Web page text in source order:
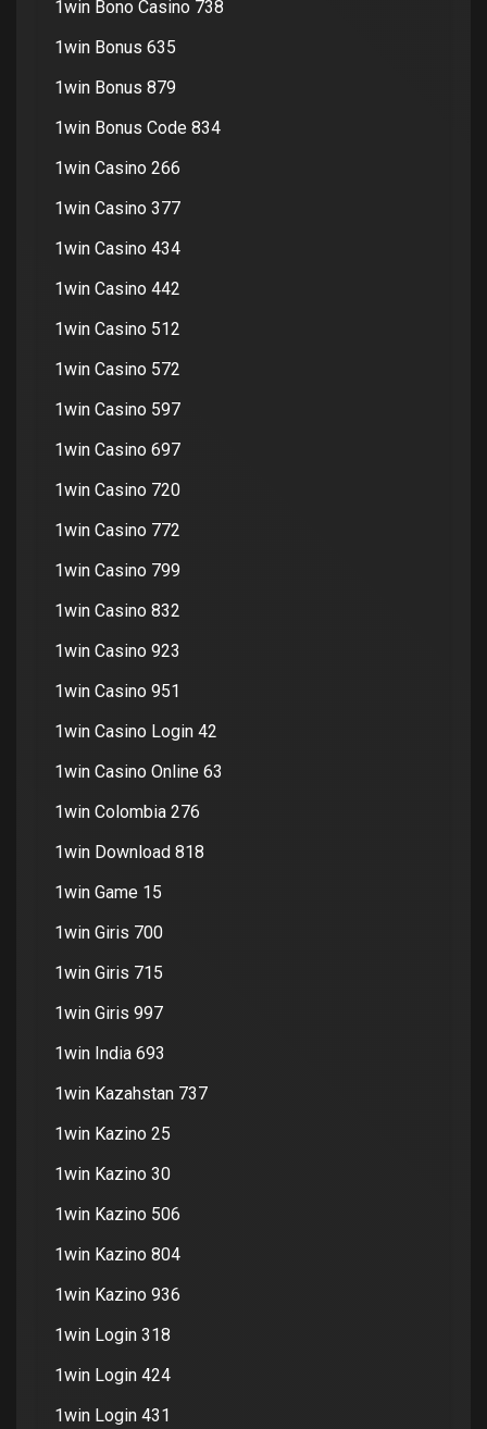
1win Bono Casino 738
1win Bonus 635
1win Bonus 879
1win Bonus Code 834
1win Casino 266
1win Casino 377
1win Casino 434
1win Casino 442
1win Casino 512
1win Casino 572
1win Casino 597
1win Casino 697
1win Casino 720
1win Casino 772
1win Casino 799
1win Casino 832
1win Casino 923
1win Casino 951
1win Casino Login 42
1win Casino Online 63
1win Colombia 276
1win Download 818
1win Game 15
1win Giris 700
1win Giris 715
1win Giris 997
1win India 693
1win Kazahstan 737
1win Kazino 25
1win Kazino 30
1win Kazino 506
1win Kazino 804
1win Kazino 936
1win Login 318
1win Login 424
1win Login 431